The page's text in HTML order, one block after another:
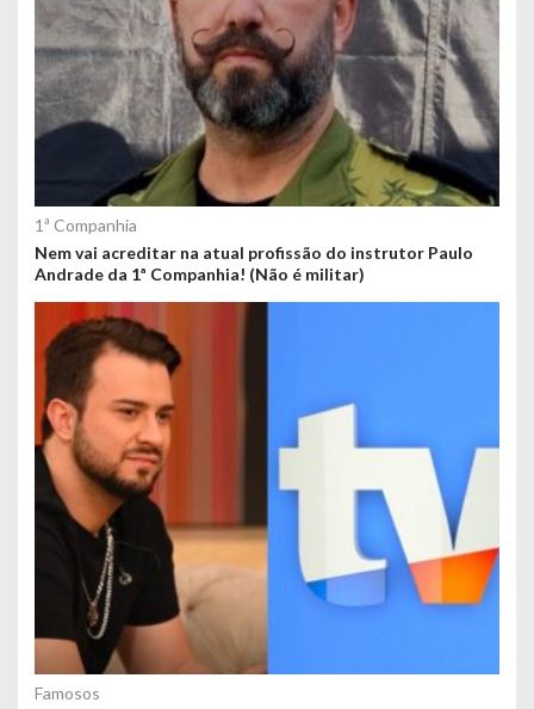
1ª Companhia
Nem vai acreditar na atual profissão do instrutor Paulo
Andrade da 1ª Companhia! (Não é militar)
Famosos